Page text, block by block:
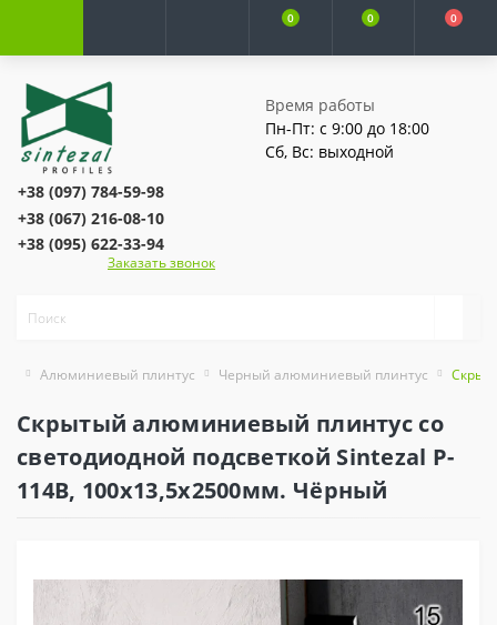
0 0 0
Время работы
Пн-Пт: с 9:00 до 18:00
Сб, Вс: выходной
+38 (097) 784-59-98
+38 (067) 216-08-10
+38 (095) 622-33-94
Заказать звонок
Алюминиевый плинтус Черный алюминиевый плинтус
Скрытый алюминиевый плинтус со
светодиодной подсветкой Sintezal P-
114B, 100х13,5х2500мм. Чёрный